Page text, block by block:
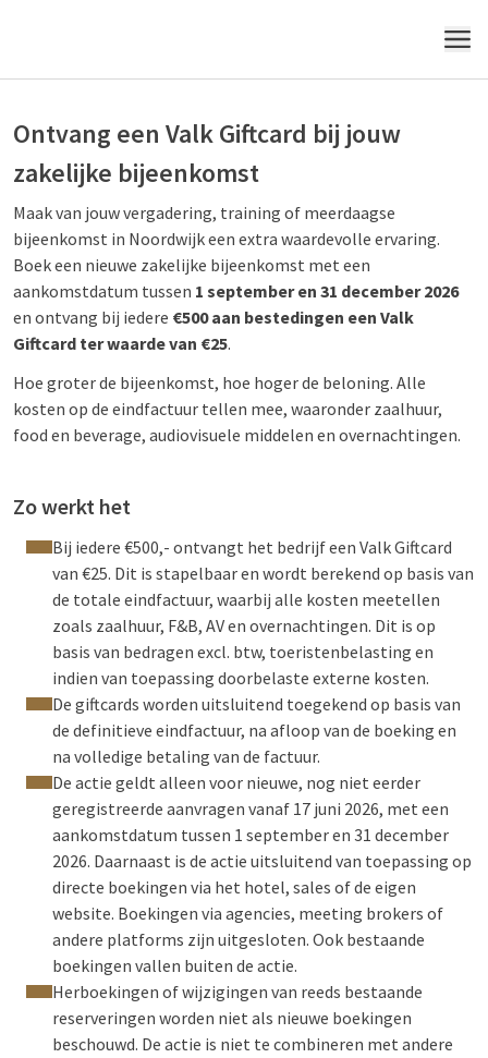
MENU
Ontvang een Valk Giftcard bij jouw
zakelijke bijeenkomst
Maak van jouw vergadering, training of meerdaagse
bijeenkomst in Noordwijk een extra waardevolle ervaring.
Boek een nieuwe zakelijke bijeenkomst met een
aankomstdatum tussen 1 september en 31 december 2026
en ontvang bij iedere €500 aan bestedingen een Valk
Giftcard ter waarde van €25.
Hoe groter de bijeenkomst, hoe hoger de beloning. Alle
kosten op de eindfactuur tellen mee, waaronder zaalhuur,
food en beverage, audiovisuele middelen en overnachtingen.
Zo werkt het
Bij iedere €500,- ontvangt het bedrijf een Valk Giftcard
van €25. Dit is stapelbaar en wordt berekend op basis van
de totale eindfactuur, waarbij alle kosten meetellen
zoals zaalhuur, F&B, AV en overnachtingen. Dit is op
basis van bedragen excl. btw, toeristenbelasting en
indien van toepassing doorbelaste externe kosten.
De giftcards worden uitsluitend toegekend op basis van
de definitieve eindfactuur, na afloop van de boeking en
na volledige betaling van de factuur.
De actie geldt alleen voor nieuwe, nog niet eerder
geregistreerde aanvragen vanaf 17 juni 2026, met een
aankomstdatum tussen 1 september en 31 december
2026. Daarnaast is de actie uitsluitend van toepassing op
directe boekingen via het hotel, sales of de eigen
website. Boekingen via agencies, meeting brokers of
andere platforms zijn uitgesloten. Ook bestaande
boekingen vallen buiten de actie.
Herboekingen of wijzigingen van reeds bestaande
reserveringen worden niet als nieuwe boekingen
beschouwd. De actie is niet te combineren met andere